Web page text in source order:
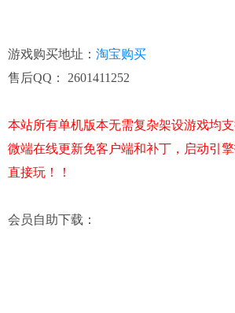
游戏购买地址 ： 淘宝购买
售后QQ： 2601411252
本站所有单机版本无需复杂架设游戏均支
微端在线更新免客户端和补丁，启动引
直接玩！！
会员自助下载 ：